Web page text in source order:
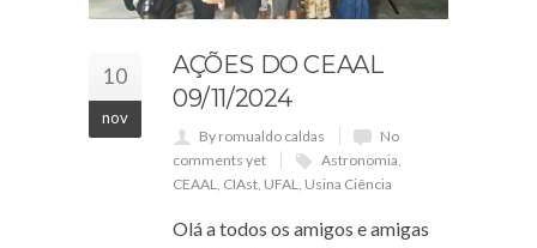
10
nov
AÇÕES DO CEAAL
09/11/2024
By romualdo caldas
No
comments yet
Astronomia,
CEAAL, CIAst, UFAL, Usina Ciência
Olá a todos os amigos e amigas